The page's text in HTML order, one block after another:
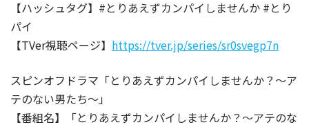
【ハッシュタグ】#とりあえずカンパイしませんか #とり
パイ
【TVer視聴ページ】 https://tver.jp/series/sr0svegp7n
スピンオフドラマ「とりあえずカンパイしませんか？～ア
テのない男たち～」
【番組名】「とりあえずカンパイしませんか？～アテのな